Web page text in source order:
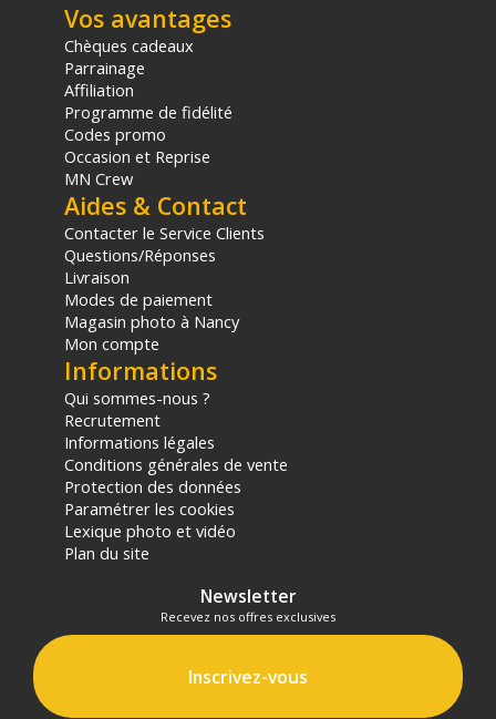
Vos avantages
Chèques cadeaux
Parrainage
Affiliation
Programme de fidélité
Codes promo
Occasion et Reprise
MN Crew
Aides & Contact
Contacter le Service Clients
Questions/Réponses
Livraison
Modes de paiement
Magasin photo à Nancy
Mon compte
Informations
Qui sommes-nous ?
Recrutement
Informations légales
Conditions générales de vente
Protection des données
Paramétrer les cookies
Lexique photo et vidéo
Plan du site
Newsletter
Recevez nos offres exclusives
Inscrivez-vous